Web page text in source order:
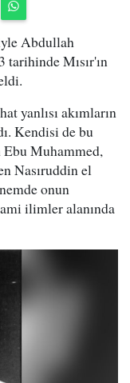
Abdullah
Mısır'ın
yanlısı akımların
Kendisi de bu
Muhammed,
Nasıruddin el
onun
ilimler alanında